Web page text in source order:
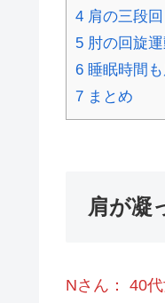
4 肩の三段回
5 肘の回旋
6 睡眠時間
7 まとめ
肩が凝
Nさん： 40代